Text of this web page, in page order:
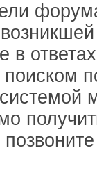
в
поиском